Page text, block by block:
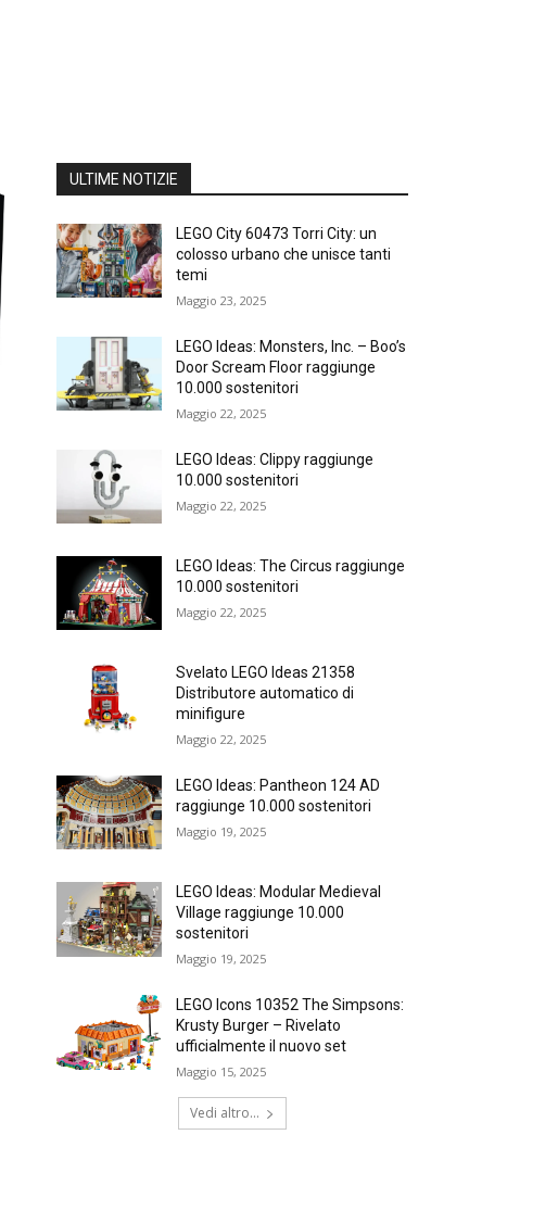
ULTIME NOTIZIE
LEGO City 60473 Torri City: un
colosso urbano che unisce tanti
temi
Maggio 23, 2025
LEGO Ideas: Monsters, Inc. – Boo’s
Door Scream Floor raggiunge
10.000 sostenitori
Maggio 22, 2025
LEGO Ideas: Clippy raggiunge
10.000 sostenitori
Maggio 22, 2025
LEGO Ideas: The Circus raggiunge
10.000 sostenitori
Maggio 22, 2025
Svelato LEGO Ideas 21358
Distributore automatico di
minifigure
Maggio 22, 2025
LEGO Ideas: Pantheon 124 AD
raggiunge 10.000 sostenitori
Maggio 19, 2025
LEGO Ideas: Modular Medieval
Village raggiunge 10.000
sostenitori
Maggio 19, 2025
LEGO Icons 10352 The Simpsons:
Krusty Burger – Rivelato
ufficialmente il nuovo set
Maggio 15, 2025
Vedi altro...